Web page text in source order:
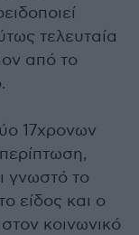
τελευταία
από το
17χρονων
γνωστό το
είδος και ο
κοινωνικό